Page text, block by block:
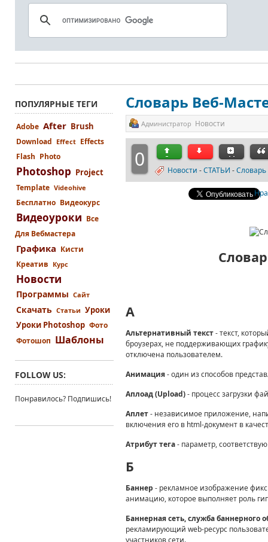
Словарь Веб-
Администратор Новости
0 Новости -СТАТЬИ -
A
Альтернативный текст- текст,
броузерах, не поддерживающих
отключена пользователем.
Анимация- один из способов
Аплоад (Upload)- процесс загрузки
Аплет- независимое приложение,
включения его в html-документ в
Атрибут тега- параметр,
Б
Баннер - рекламное изображение
анимацию, которое выполняет роль
Баннерная сеть, служба баннерного
рекламирующий web-ресурс
участников сети.
ПОПУЛЯРНЫЕ ТЕГИ
Adobe After Brush
Download Effect Effects
Flash Photo
Photoshop Project
Template Videohive
Бесплатно Видеокурс
Видеоуроки Все
Для Вебмастера
Графика Кисти
Креатив Курс
Новости
Программы Сайт
Скачать Статьи Уроки
Уроки Photoshop Фото
Фотошоп Шаблоны
FOLLOW US:
Понравилось? Подпишись!